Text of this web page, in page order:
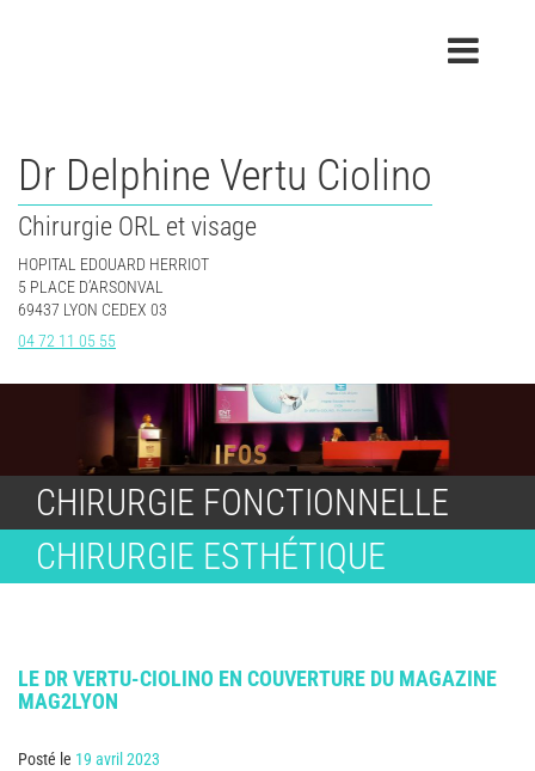
Dr Delphine Vertu Ciolino
Chirurgie ORL et visage
HOPITAL EDOUARD HERRIOT
5 PLACE D’ARSONVAL
69437 LYON CEDEX 03
04 72 11 05 55
CHIRURGIE FONCTIONNELLE
CHIRURGIE ESTHÉTIQUE
ACTUALITÉS
LE DR VERTU-CIOLINO EN COUVERTURE DU MAGAZINE
MAG2LYON
Posté le 19 avril 2023